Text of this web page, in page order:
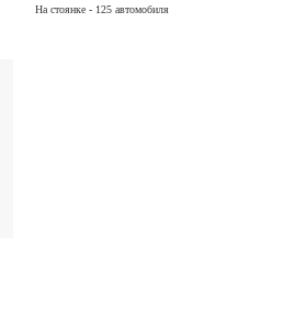
На стоянке - 125 автомобиля